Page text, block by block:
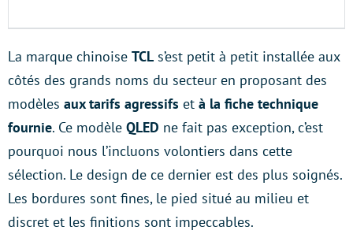
La marque chinoise TCL s’est petit à petit installée aux
côtés des grands noms du secteur en proposant des
modèles aux tarifs agressifs et à la fiche technique
fournie. Ce modèle QLED ne fait pas exception, c’est
pourquoi nous l’incluons volontiers dans cette
sélection. Le design de ce dernier est des plus soignés.
Les bordures sont fines, le pied situé au milieu et
discret et les finitions sont impeccables.